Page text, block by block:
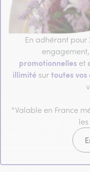
En adhérant pour
promotionnelles et
illimité surtoutes vos
*Valable en France